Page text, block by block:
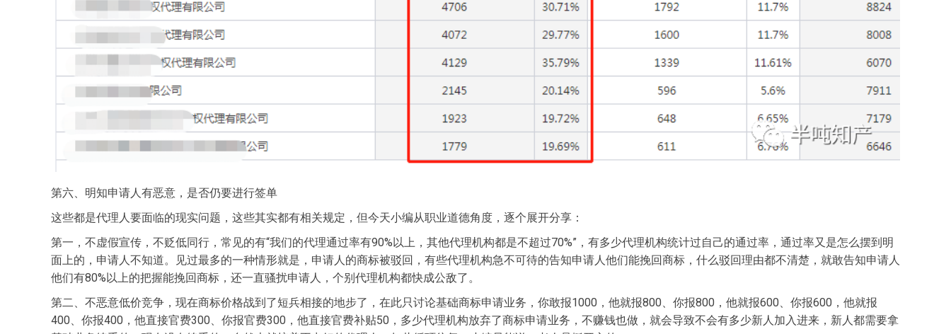
第六、明知申请人有恶意，是否仍要进行签单
这些都是代理人要面临的现实问题，这些其实都有相关规定，但今天小编从职业道德角度，逐个展开分享：
第一，不虚假宣传，不贬低同行，常见的有“我们的代理通过率有90%以上，其他代理机构都是不超过70%”，有多少代理机构统计过自己的通过率，通过率又是怎么摆到明
面上的，申请人不知道。见过最多的一种情形就是，申请人的商标被驳回，有些代理机构急不可待的告知申请人他们能挽回商标，什么驳回理由都不清楚，就敢告知申请人
他们有80%以上的把握能挽回商标，还一直骚扰申请人，个别代理机构都快成公敌了。
第二、不恶意低价竞争，现在商标价格战到了短兵相接的地步了，在此只讨论基础商标申请业务，你敢报1000，他就报800、你报800，他就报600、你报600，他就报
400、你报400，他直接官费300、你报官费300，他直接官费补贴50，多少代理机构放弃了商标申请业务，不赚钱也做，就会导致不会有多少新人加入进来，新人都需要拿